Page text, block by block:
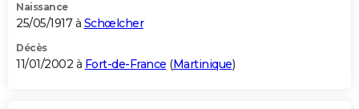
Naissance
25/05/1917 à Schœlcher
Décès
11/01/2002 à Fort-de-France (Martinique)